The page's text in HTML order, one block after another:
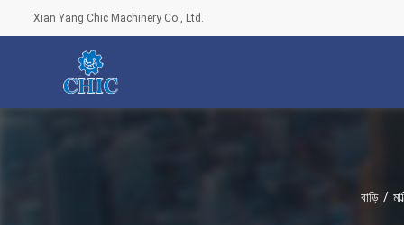
Xian Yang Chic Machinery Co., Ltd.
বাড়ি /